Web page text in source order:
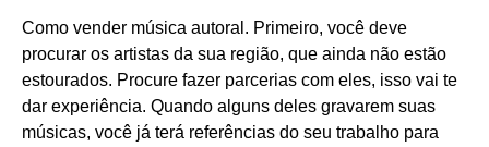
Como vender música autoral. Primeiro, você deve
procurar os artistas da sua região, que ainda não estão
estourados. Procure fazer parcerias com eles, isso vai te
dar experiência. Quando alguns deles gravarem suas
músicas, você já terá referências do seu trabalho para